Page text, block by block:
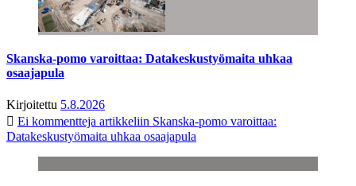
Skanska-pomo varoittaa: Datakeskustyömaita uhkaa
osaajapula
Kirjoitettu 5.8.2026
Ei kommentteja artikkeliin Skanska-pomo varoittaa:
Datakeskustyömaita uhkaa osaajapula